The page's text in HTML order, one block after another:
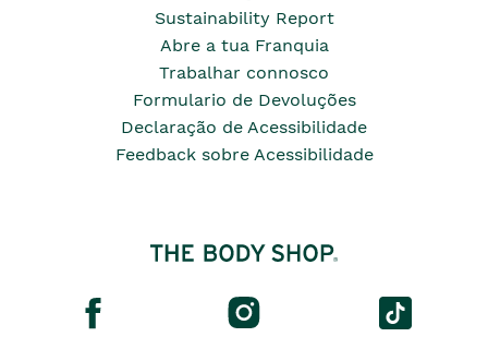
Sustainability Report
Abre a tua Franquia
Trabalhar connosco
Formulario de Devoluções
Declaração de Acessibilidade
Feedback sobre Acessibilidade